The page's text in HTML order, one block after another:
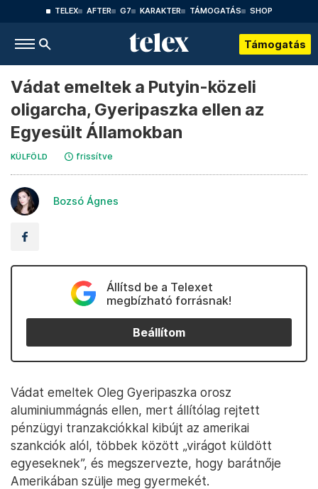
TELEX AFTER G7 KARAKTER TÁMOGATÁS SHOP
Támogatás
Vádat emeltek a Putyin-közeli
oligarcha, Gyeripaszka ellen az
Egyesült Államokban
KÜLFÖLD frissítve
Bozsó Ágnes
Állítsd be a Telexet
megbízható forrásnak!
Beállítom
Vádat emeltek Oleg Gyeripaszka orosz
aluminiummágnás ellen, mert állítólag rejtett
pénzügyi tranzakciókkal kibújt az amerikai
szankciók alól, többek között „virágot küldött
egyeseknek”, és megszervezte, hogy barátnője
Amerikában szülje meg gyermekét.